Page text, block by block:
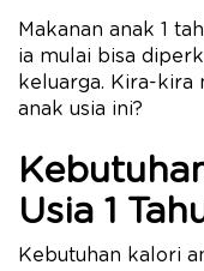
Makanan anak 1
ia mulai bisa
keluarga. Kira-kira
anak usia ini?
Usia 1
Kebutuhan kalori